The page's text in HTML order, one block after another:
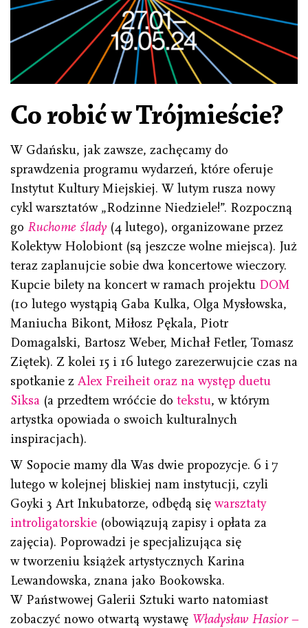
Co robić w Trójmieście?
W Gdańsku, jak zawsze, zachęcamy do
sprawdzenia programu wydarzeń, które oferuje
Instytut Kultury Miejskiej. W lutym rusza nowy
cykl warsztatów „Rodzinne Niedziele!”. Rozpoczną
go Ruchome ślady(4 lutego), organizowane przez
Kolektyw Holobiont (są jeszcze wolne miejsca). Już
teraz zaplanujcie sobie dwa koncertowe wieczory.
Kupcie bilety na koncert w ramach projektu DOM
(10 lutego wystąpią Gaba Kulka, Olga Mysłowska,
Maniucha Bikont, Miłosz Pękala, Piotr
Domagalski, Bartosz Weber, Michał Fetler, Tomasz
Ziętek). Z kolei 15 i 16 lutego zarezerwujcie czas na
spotkanie z Alex Freiheit oraz na występ duetu
Siksa (a przedtem wróćcie do tekstu, w którym
artystka opowiada o swoich kulturalnych
inspiracjach).
W Sopocie mamy dla Was dwie propozycje. 6 i 7
lutego w kolejnej bliskiej nam instytucji, czyli
Goyki 3 Art Inkubatorze, odbędą się warsztaty
introligatorskie (obowiązują zapisy i opłata za
zajęcia). Poprowadzi je specjalizująca się
w tworzeniu książek artystycznych Karina
Lewandowska, znana jako Bookowska.
W Państwowej Galerii Sztuki warto natomiast
zobaczyć nowo otwartą wystawę Władysław Hasior –